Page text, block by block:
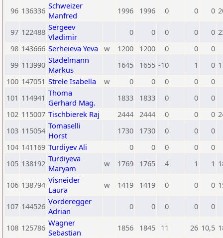
96 136336 Schweizer
Manfred
1996 1996 0 0 0
97 122488 Sergeev
Vladimir
0 0 0 0 0
98 143666 Serheieva Yeva w 1200 1200 0 0
0
99 113990 Stadelmann
Markus
1645 1655 -10 1 0
100 147051 Strele Isabella w 0 0 0 0
0
101 114941 Thoma
Gerhard Mag.
1833 1833 0 0
0
102 115007 Tischbierek Raj 2444 2444 0 0 0
103 115054 Tomaselli
Horst
1730 1730 0 0
0
104 141169 Turdiyev Ali 0 0 0 0
0
105 138192 Turdiyeva
Maryam
w 1769 1765 4 1 1
106 138794 Visneider
Laura
w 1419 1419 0 0 0
107 144526 Vorderegger
Adrian
0 0 0 0 0
108 125786 Wagner
Sebastian
1856 1845 11 26 10,5